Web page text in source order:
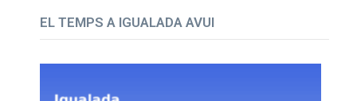
EL TEMPS A IGUALADA AVUI